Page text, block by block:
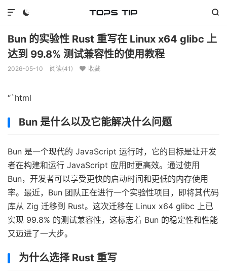
 

Bun 的实验性 Rust 重写在 Linux x64 glibc 上
达到 99.8% 测试兼容性的使用教程
2026-05-10 阅读(41 )  收藏
“`html
Bun 是什么以及它能解决什么问题
Bun 是一个现代的 JavaScript 运行时，它的目标是让开发
者在构建和运行 JavaScript 应用时更高效。通过使用
Bun，开发者可以享受更快的启动时间和更低的内存使用
率。最近，Bun 团队正在进行一个实验性项目，即将其代码
库从 Zig 迁移到 Rust。这次迁移在 Linux x64 glibc 上已
实现 99.8% 的测试兼容性，这标志着 Bun 的稳定性和性能
又迈进了一大步。
为什么选择 Rust 重写